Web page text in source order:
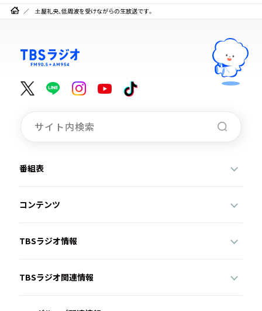
土屋礼央、低周波を受けながらの生放送です。
番組表
コンテンツ
TBSラジオ情報
TBSラジオ関連情報